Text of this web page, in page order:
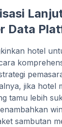
Data
hotel
jika hotel
tamu lebih
sambutan